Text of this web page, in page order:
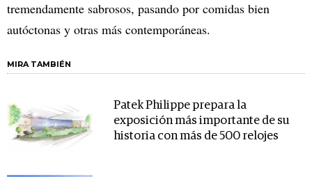
tremendamente sabrosos, pasando por comidas bien
autóctonas y otras más contemporáneas.
MIRA TAMBIÉN
Patek Philippe prepara la
exposición más importante de su
historia con más de 500 relojes